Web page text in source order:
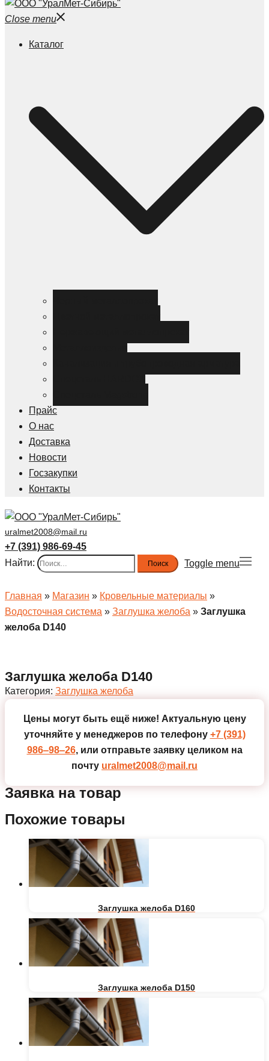
Close menu
Каталог
Прайс
О нас
Доставка
Новости
Госзакупки
Контакты
uralmet2008@mail.ru
+7 (391) 986-69-45
Найти:
Toggle menu
Главная » Магазин » Кровельные материалы »
Водосточная система » Заглушка желоба » Заглушка
желоба D140
Заглушка желоба D140
Категория: Заглушка желоба
Цены могут быть ещё ниже! Актуальную цену
уточняйте у менеджеров по телефону +7 (391)
986‒98‒26, или отправьте заявку целиком на
почту uralmet2008@mail.ru
Заявка на товар
Похожие товары
Заглушка желоба D160
Заглушка желоба D150